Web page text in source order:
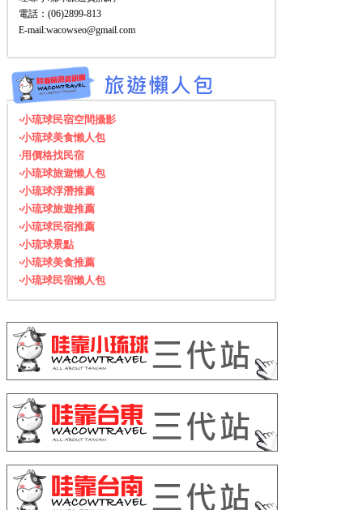
電話：(06)2899-813
E-mail:wacowseo@gmail.com
‧小琉球民宿空間攝影
‧小琉球美食懶人包
‧用價格找民宿
‧小琉球旅遊懶人包
‧小琉球浮潛推薦
‧小琉球旅遊推薦
‧小琉球民宿推薦
‧小琉球景點
‧小琉球美食推薦
‧小琉球民宿懶人包